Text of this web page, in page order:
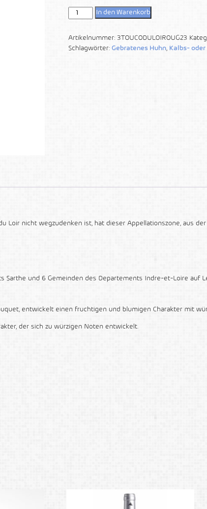
In den Warenkorb
Artikelnummer: 3TOUCODULOIROUG23
Schlagwörter: Gebratenes Huhn, Kalbs-
Loir nicht wegzudenken ist, hat dieser Appellationszone, aus
Sarthe und 6 Gemeinden des Departements Indre-et-Loire auf
entwickelt einen fruchtigen und blumigen Charakter mit
der sich zu würzigen Noten entwickelt.